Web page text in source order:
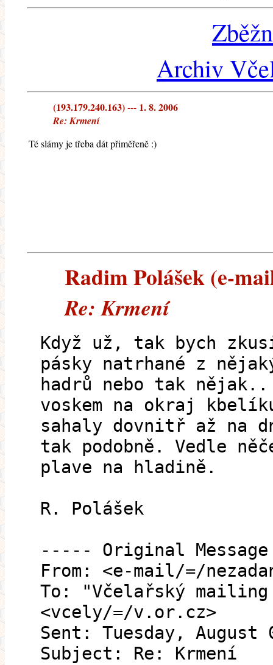
Archiv
(193.179.240.163) --- 1. 8. 2006
Re: Krmení
Té slámy je třeba dát přiměřeně :)
Radim Polášek (e-
Re: Krmení
Když už, tak bych
pásky natrhané z
hadrů nebo tak
voskem na okraj
sahaly dovnitř až na
tak podobně. Vedle
plave na hladině.
R. Polášek
----- Original
From: <e-mail/=/
To: "Včelařský
<vcely/=/v.or.cz>
Sent: Tuesday, August
Subject: Re: Krmení